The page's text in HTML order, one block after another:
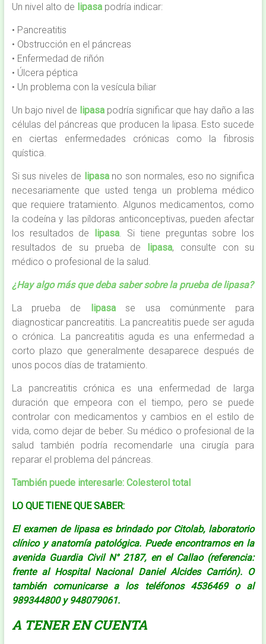
Un nivel alto de lipasapodría indicar:
• Pancreatitis
• Obstrucción en el páncreas
• Enfermedad de riñón
• Úlcera péptica
• Un problema con la vesícula biliar
Un bajo nivel de lipasa podría significar que hay daño a las
células del páncreas que producen la lipasa. Esto sucede
en ciertas enfermedades crónicas como la fibrosis
quística.
Si sus niveles de lipasano son normales, eso no significa
necesariamente que usted tenga un problema médico
que requiere tratamiento. Algunos medicamentos, como
la codeína y las píldoras anticonceptivas, pueden afectar
los resultados de lipasa . Si tiene preguntas sobre los
resultados de su prueba de lipasa, consulte con su
médico o profesional de la salud.
¿Hay algo más que deba saber sobre la prueba de lipasa?
La prueba de lipasa
se usa comúnmente para
diagnosticar pancreatitis. La pancreatitis puede ser aguda
o crónica. La pancreatitis aguda es una enfermedad a
corto plazo que generalmente desaparece después de
unos pocos días de tratamiento.
La pancreatitis crónica es una enfermedad de larga
duración que empeora con el tiempo, pero se puede
controlar con medicamentos y cambios en el estilo de
vida, como dejar de beber. Su médico o profesional de la
salud también podría recomendarle una cirugía para
reparar el problema del páncreas.
También puede interesarle: Colesterol total
LO QUE TIENE QUE SABER:
El examen de lipasa es brindado por Citolab, laboratorio
clínico y anatomía patológica. Puede encontrarnos en la
avenida Guardia Civil N° 2187, en el Callao (referencia:
frente al Hospital Nacional Daniel Alcides Carrión). O
también comunicarse a los teléfonos 4536469 o al
989344800 y 948079061.
A TENER EN CUENTA